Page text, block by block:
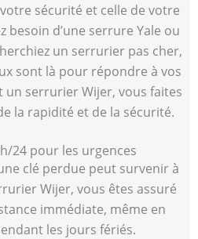
sécurité et celle de votre
besoin d’une serrure Yale ou
un serrurier pas cher,
sont là pour répondre à vos
un serrurier Wijer, vous faites
la rapidité et de la sécurité.
24 pour les urgences
clé perdue peut survenir à
Wijer, vous êtes assuré
immédiate, même en
les jours fériés.